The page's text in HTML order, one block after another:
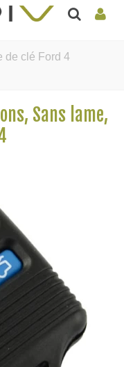
de clé Ford 4
Sans lame,